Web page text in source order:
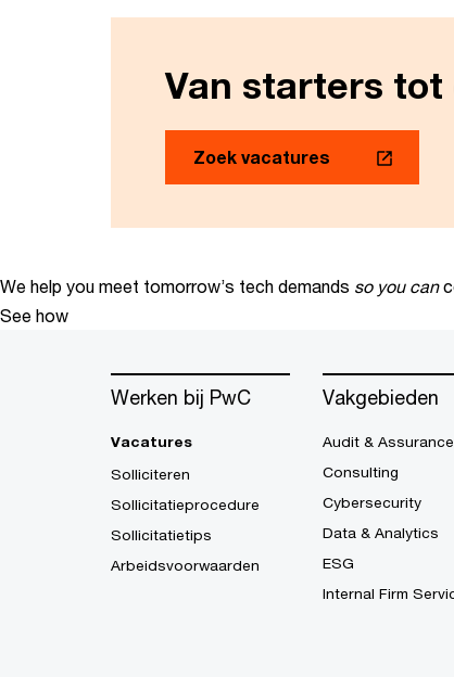
Van starters
Zoek vacatures
We help you meet tomorrow’s tech demands so you can
See how
Werken bij PwC
Vacatures
Solliciteren
Sollicitatieprocedure
Sollicitatietips
Arbeidsvoorwaarden
Vakgebieden
Audit & Assurance
Consulting
Cybersecurity
Data & Analytics
ESG
Internal Firm